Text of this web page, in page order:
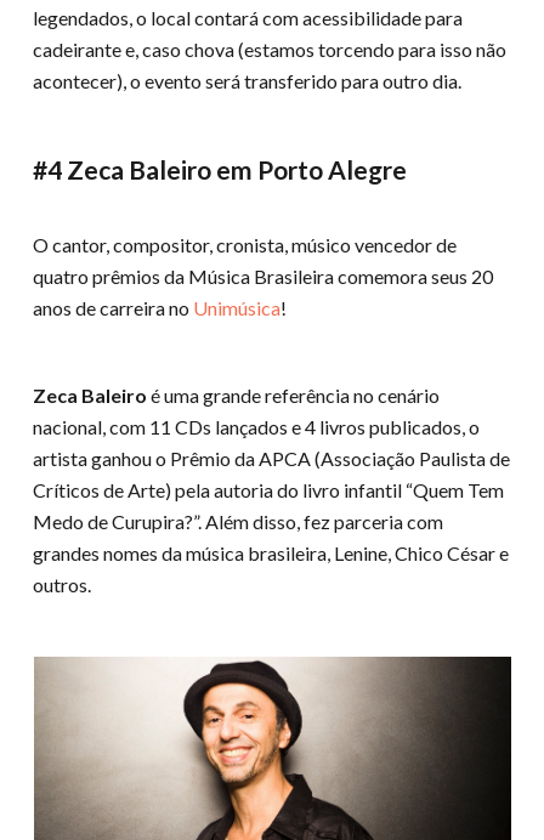
legendados, o local contará com acessibilidade para
cadeirante e, caso chova (estamos torcendo para isso não
acontecer), o evento será transferido para outro dia.
#4 Zeca Baleiro em Porto Alegre
O cantor, compositor, cronista, músico vencedor de
quatro prêmios da Música Brasileira comemora seus 20
anos de carreira no Unimúsica!
Zeca Baleiro é uma grande referência no cenário
nacional, com 11 CDs lançados e 4 livros publicados, o
artista ganhou o Prêmio da APCA (Associação Paulista de
Críticos de Arte) pela autoria do livro infantil “Quem Tem
Medo de Curupira?”. Além disso, fez parceria com
grandes nomes da música brasileira, Lenine, Chico César e
outros.